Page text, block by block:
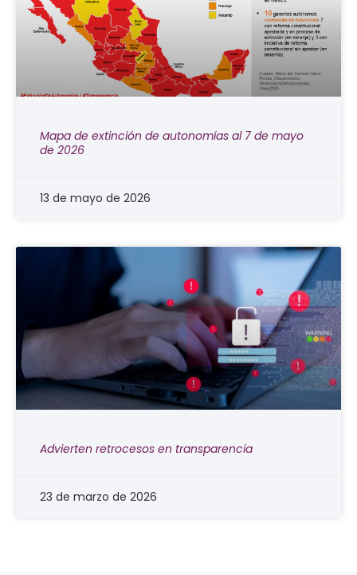
Mapa de extinción de autonomías al 7 de mayo
de 2026
13 de mayo de 2026
Advierten retrocesos en transparencia
23 de marzo de 2026